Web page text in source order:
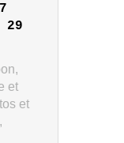
29
et
et